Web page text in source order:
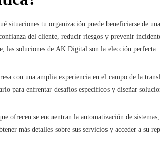
situaciones tu organización puede beneficiarse de
del cliente, reducir riesgos y prevenir
las soluciones de AK Digital son la elección perfecta.
con una amplia experiencia en el campo de la
para enfrentar desafíos específicos y diseñar
ofrecen se encuentran la automatización de
más detalles sobre sus servicios y acceder a su